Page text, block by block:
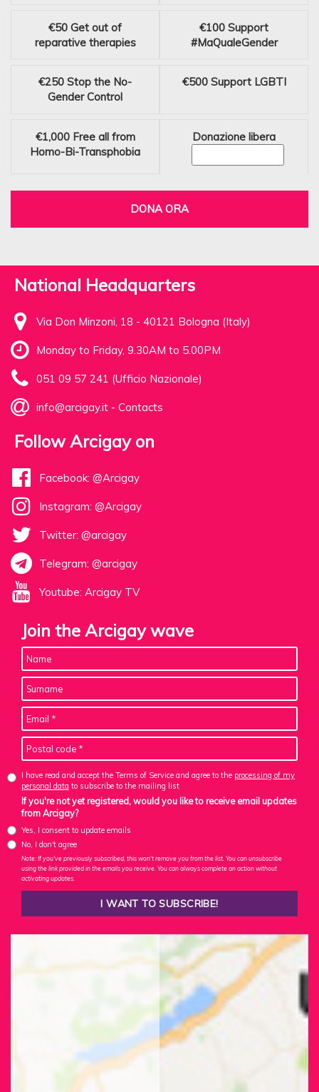
€50 Get out of
reparative therapies
€100 Support
#MaQualeGender
€250 Stop the No-
Gender Control
€500 Support LGBTI
€1,000 Free all from
Homo-Bi-Transphobia
Donazione libera
DONA ORA
National Headquarters
Via Don Minzoni, 18 - 40121 Bologna (Italy)
Monday to Friday, 9.30AM to 5.00PM
051 09 57 241 (Ufficio Nazionale)
info@arcigay.it - Contacts
Follow Arcigay on
Facebook: @Arcigay
Instagram: @Arcigay
Twitter: @arcigay
Telegram: @arcigay
Youtube: Arcigay TV
Join the Arcigay wave
I have read and accept the Terms of Service and agree to the processing of my
personal data to subscribe to the mailing list
If you're not yet registered, would you like to receive email updates
from Arcigay?
Yes, I consent to update emails
No, I don't agree
Note: If you've previously subscribed, this won't remove you from the list. You can unsubscribe
using the link provided in the emails you receive. You can always complete an action without
activating updates.